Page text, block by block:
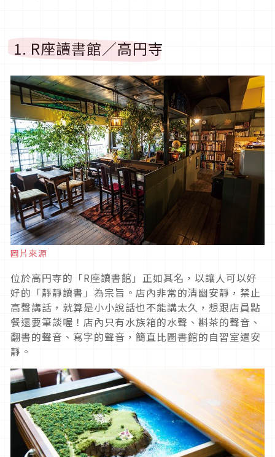
1. R座讀書館／高円寺
圖片來源
位於高円寺的「R座讀書館」正如其名，以讓人可以好
好的「靜靜讀書」為宗旨。店內非常的清幽安靜，禁止
高聲講話，就算是小小說話也不能講太久，想跟店員點
餐還要筆談喔！店內只有水族箱的水聲、斟茶的聲音、
翻書的聲音、寫字的聲音，簡直比圖書館的自習室還安
靜。